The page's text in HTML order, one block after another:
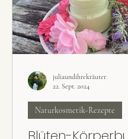
Naturkosmetik-Rezepte
juliaundihrekräuter
22. Sept. 2024